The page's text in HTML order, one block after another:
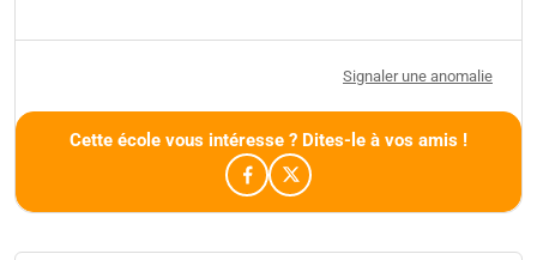
Signaler une anomalie
Cette école vous intéresse ? Dites-le à vos amis !